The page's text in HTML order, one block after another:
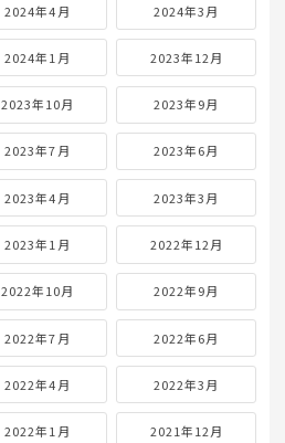
2024年4月 2024年3月
2024年1月 2023年12月
2023年10月 2023年9月
2023年7月 2023年6月
2023年4月 2023年3月
2023年1月 2022年12月
2022年10月 2022年9月
2022年7月 2022年6月
2022年4月 2022年3月
2022年1月 2021年12月